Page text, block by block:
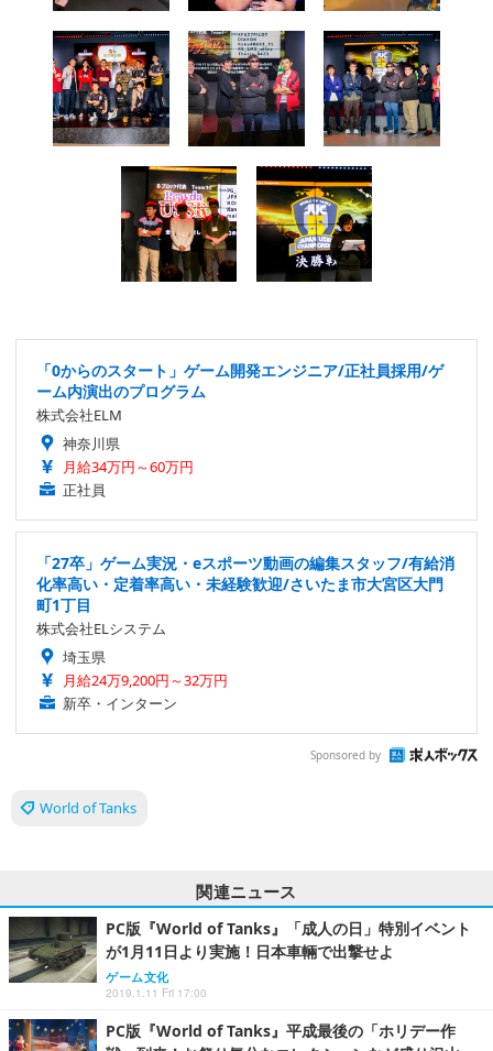
「0からのスタート」ゲーム開発エンジニア/正社員採用/ゲ
ーム内演出のプログラム
株式会社ELM
神奈川県
月給34万円～60万円
正社員
「27卒」ゲーム実況・eスポーツ動画の編集スタッフ/有給消
化率高い・定着率高い・未経験歓迎/さいたま市大宮区大門
町1丁目
株式会社ELシステム
埼玉県
月給24万9,200円～32万円
新卒・インターン
Sponsored by
World of Tanks
関連ニュース
PC版『World of Tanks』「成人の日」特別イベント
が1月11日より実施！日本車輛で出撃せよ
ゲーム文化
2019.1.11 Fri 17:00
PC版『World of Tanks』平成最後の「ホリデー作